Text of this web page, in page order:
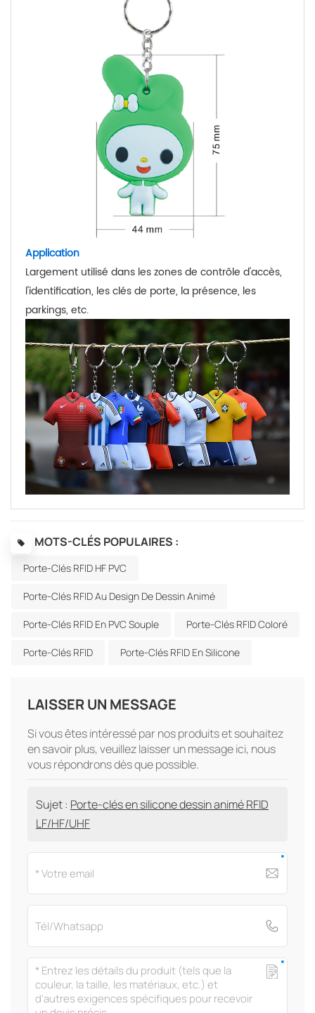
Application
Largement utilisé dans les zones de contrôle d'accès,
l'identification, les clés de porte, la présence, les
parkings, etc.
MOTS-CLÉS POPULAIRES :
Porte-Clés RFID HF PVC
Porte-Clés RFID Au Design De Dessin Animé
Porte-Clés RFID En PVC Souple Porte-Clés RFID Coloré
Porte-Clés RFID Porte-Clés RFID En Silicone
LAISSER UN MESSAGE
Si vous êtes intéressé par nos produits et souhaitez
en savoir plus, veuillez laisser un message ici, nous
vous répondrons dès que possible.
Sujet : Porte-clés en silicone dessin animé RFID
LF/HF/UHF